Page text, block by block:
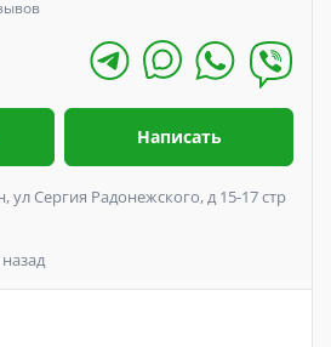
Написать
ул Сергия Радонежского, д 15-17 стр